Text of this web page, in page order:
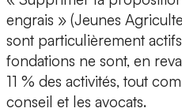
engrais » (Jeunes
sont particulièrement
fondations ne sont, en
11 % des activités, tout
conseil et les avocats.